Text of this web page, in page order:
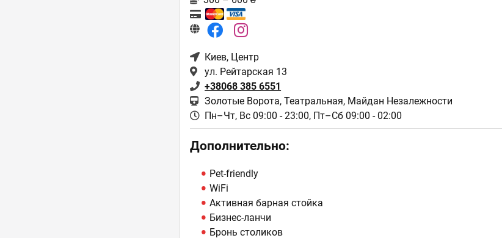
Киев, Центр
ул. Рейтарская 13
+38068 385 6551
Золотые Ворота, Театральная, Майдан Незалежности
Пн–Чт, Вс 09:00 - 23:00, Пт–Сб 09:00 - 02:00
Дополнительно:
Pet-friendly
WiFi
Активная барная стойка
Бизнес-ланчи
Бронь столиков